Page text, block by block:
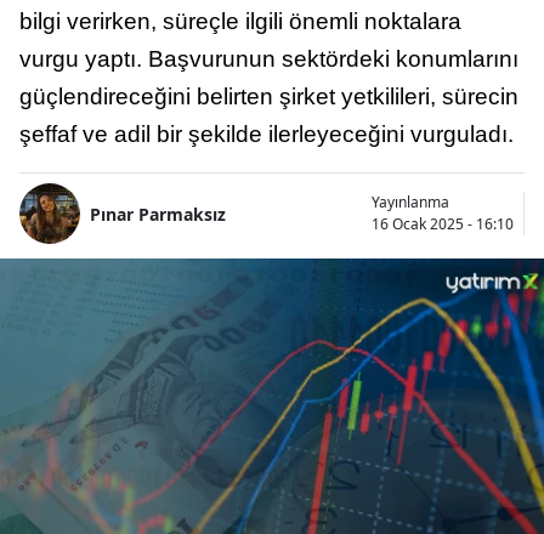
bilgi verirken, süreçle ilgili önemli noktalara
vurgu yaptı. Başvurunun sektördeki konumlarını
güçlendireceğini belirten şirket yetkilileri, sürecin
şeffaf ve adil bir şekilde ilerleyeceğini vurguladı.
Pınar Parmaksız
Yayınlanma
16 Ocak 2025 - 16:10